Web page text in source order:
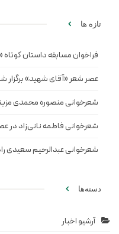
تازه ها
فراخوان مسابقه داستان کوتاه
عصر شعر «آقای شهید» برگزار
شعرخوانی منصوره محمدی
شعرخوانی فاطمه نانی‌زاد در
شعرخوانی عبدالرحیم سعیدی
دسته‌ها
آرشیو اخبار